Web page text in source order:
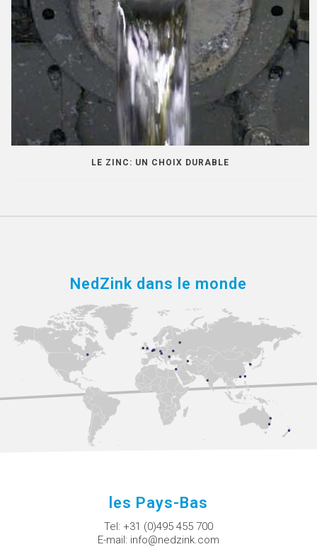
LE ZINC: UN CHOIX DURABLE
NedZink dans le monde
les Pays-Bas
Tel: +31 (0)495 455 700
E-mail: info@nedzink.com